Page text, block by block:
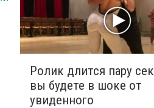
Ролик длится пару
вы будете в шоке от
увиденного